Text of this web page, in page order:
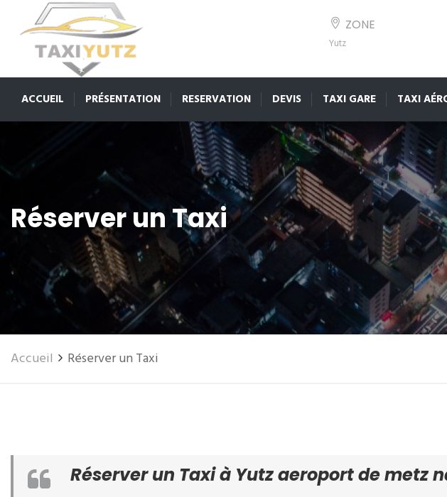
ZONE
Yutz
ACCUEIL PRÉSENTATION RESERVATION DEVIS TAXI GARE TAXI
Réserver un Taxi
Accueil Réserver un Taxi
Réserver un Taxi à Yutz aeroport de metz